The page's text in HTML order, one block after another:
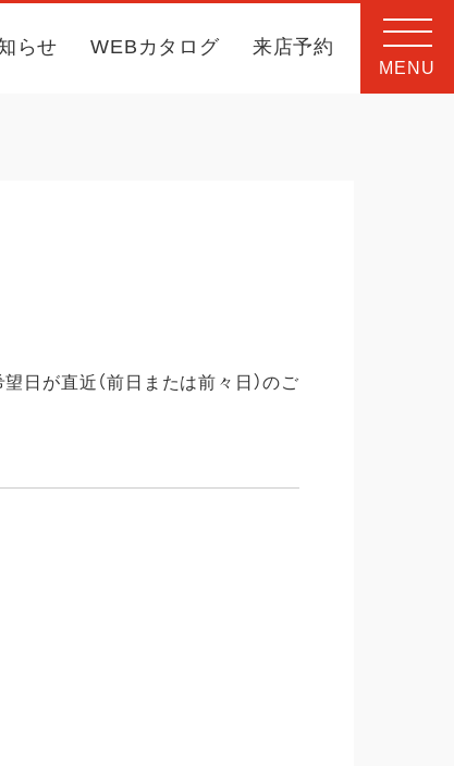
MENU
らせ WEBカタログ 来店予約
日が直近（前日または前々日）のご